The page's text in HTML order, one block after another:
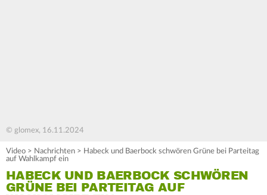
© glomex, 16.11.2024
Video > Nachrichten > Habeck und Baerbock schwören Grüne bei Parteitag
auf Wahlkampf ein
HABECK UND BAERBOCK SCHWÖREN
GRÜNE BEI PARTEITAG AUF